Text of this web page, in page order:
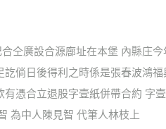
仝廣設合源廍址在本堡 內縣庄
倘日後得利之時係是張春波鴻
憑合立退股字壹紙併帶合約
為中人陳見智 代筆人林枝上